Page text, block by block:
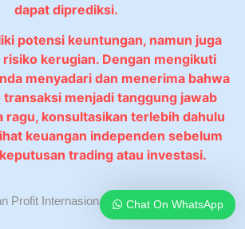
dapat diprediksi.
potensi keuntungan, namun juga
kerugian. Dengan mengikuti
menyadari dan menerima bahwa
menjadi tanggung jawab
ragu, konsultasikan terlebih dahulu
keuangan independen sebelum
trading atau investasi.
Profit Internasional. All rights reserved.
Chat On WhatsApp